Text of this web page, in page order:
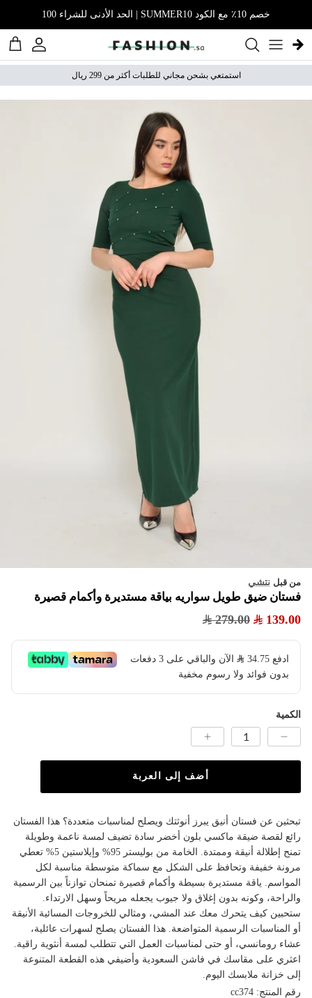
خصم 10٪ مع الكود SUMMER10 | الحد الأدنى للشراء 100
الحساب
استمتعي بشحن مجاني للطلبات أكثر من 299 ريال
من قبل نتشي
فستان ضيق طويل سواريه بياقة مستديرة وأكمام قصيرة
139.00
279.00
ادفع 34.75
​ الآن والباقي على 3 دفعات
بدون فوائد ولا رسوم مخفية
الكمية
أضف إلى العربة
تبحثين عن فستان أنيق يبرز أنوثتك ويصلح لمناسبات متعددة؟ هذا الفستان
رائع لقصة ضيقة ماكسي بلون أخضر سادة تضيف لمسة ناعمة وطويلة
تمنح إطلالة أنيقة وممتدة. الخامة من بوليستر 95% وإيلاستين 5% تعطي
مرونة خفيفة وتحافظ على الشكل مع سماكة متوسطة مناسبة لكل
المواسم. ياقة مستديرة بسيطة وأكمام قصيرة تمنحان توازناً بين الرسمية
والراحة، وكونه بدون إغلاق ولا جيوب يجعله مريحاً وسهل الارتداء.
ستحبين كيف يتحرك معك عند المشي، ومثالي للخروجات المسائية الأنيقة
أو المناسبات الرسمية المتواضعة. هذا الفستان يصلح لسهرات عائلية،
عشاء رومانسي، أو حتى لمناسبات العمل التي تتطلب لمسة أنثوية راقية.
اعثري على مقاسك في فاشن السعودية وأضيفي هذه القطعة المتنوعة
إلى خزانة ملابسك اليوم.
رقم المنتج: cc374